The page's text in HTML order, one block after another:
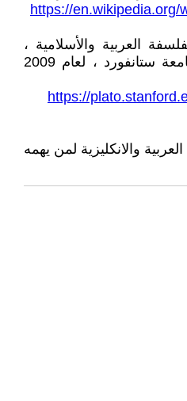
https://en.wikipedia.org/
العربية والأسلامية ،
بحث قيم من منشورات جامعة ستانفورد ، لعام 2009
https://
والانكليزية لمن يهمه